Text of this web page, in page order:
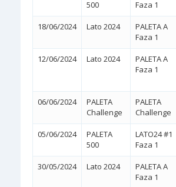
500 Faza 1
18/06/2024 Lato 2024
PALETA A
Faza 1
12/06/2024 Lato 2024
PALETA A
Faza 1
06/06/2024
PALETA
Challenge
PALETA
Challenge
05/06/2024
PALETA
500
LATO24 #1
Faza 1
30/05/2024 Lato 2024
PALETA A
Faza 1